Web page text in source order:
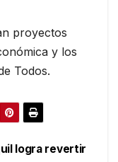
proyectos
y los
Todos.
logra revertir